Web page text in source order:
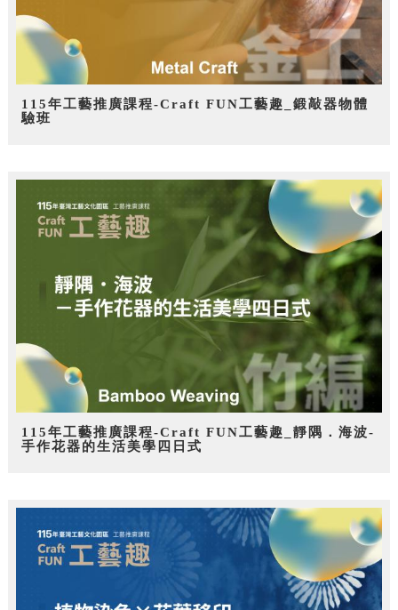
115年工藝推廣課程-Craft FUN工藝趣_鍛敲器物體
驗班
115年工藝推廣課程-Craft FUN工藝趣_靜隅．海波-
手作花器的生活美學四日式